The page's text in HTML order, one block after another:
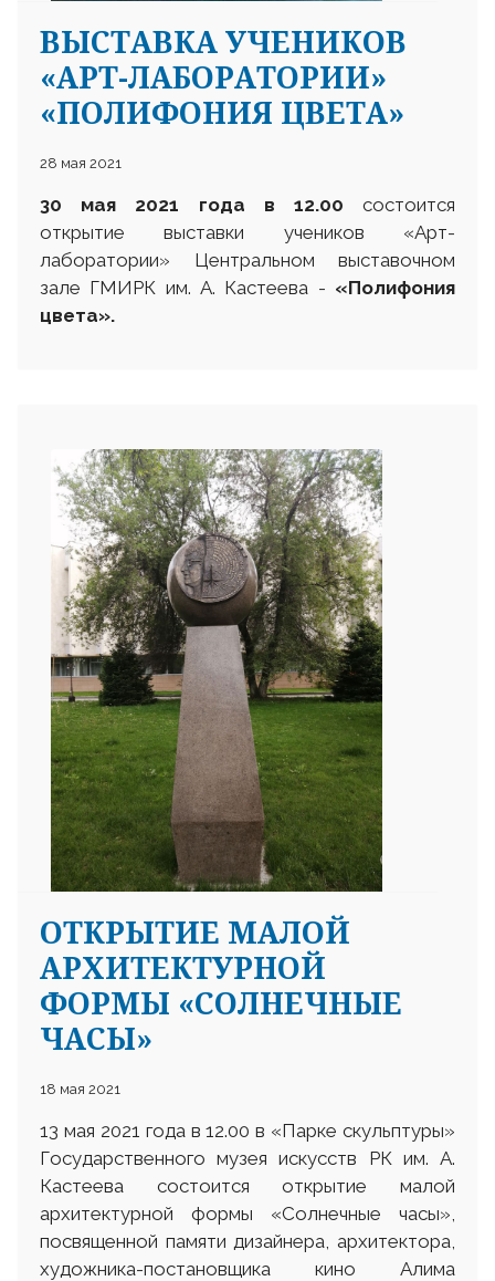
ВЫСТАВКА УЧЕНИКОВ
«АРТ-ЛАБОРАТОРИИ»
«ПОЛИФОНИЯ ЦВЕТА»
28 мая 2021
30 мая 2021 года в 12.00 состоится
открытие выставки учеников «Арт-
лаборатории» Центральном выставочном
зале ГМИРК им. А. Кастеева - «Полифония
цвета».
ОТКРЫТИЕ МАЛОЙ
АРХИТЕКТУРНОЙ
ФОРМЫ «СОЛНЕЧНЫЕ
ЧАСЫ»
18 мая 2021
13 мая 2021 года в 12.00 в «Парке скульптуры»
Государственного музея искусств РК им. А.
Кастеева состоится открытие малой
архитектурной формы «Солнечные часы»,
посвященной памяти дизайнера, архитектора,
художника-постановщика кино Алима